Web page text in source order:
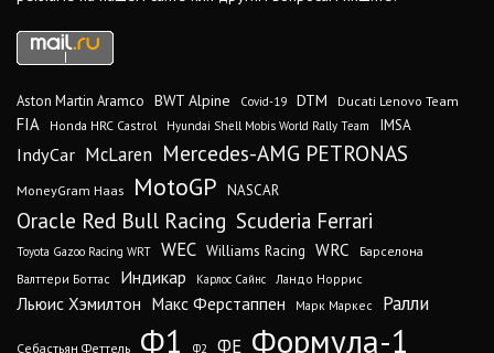
Aston Martin Aramco BWT Alpine Covid-19 DTM Ducati Lenovo Team
FIA Honda HRC Castrol Hyundai Shell Mobis World Rally Team IMSA
IndyCar McLaren Mercedes-AMG PETRONAS
MoneyGram Haas MotoGP NASCAR
Oracle Red Bull Racing Scuderia Ferrari
Toyota Gazoo Racing WRT WEC Williams Racing WRC
Барселона
Валттери Боттас
Индикар Карлос Сайнс Ландо Норрис
Льюис Хэмилтон Макс Ферстаппен Марк Маркес Ралли
Себастьян Феттель Ф1 Ф2 ФЕ Формула-1